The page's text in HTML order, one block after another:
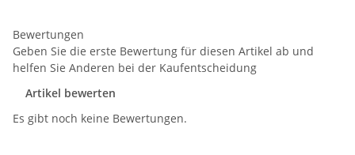
Bewertungen
Geben Sie die erste Bewertung für diesen Artikel ab und
helfen Sie Anderen bei der Kaufentscheidung
Artikel bewerten
Es gibt noch keine Bewertungen.